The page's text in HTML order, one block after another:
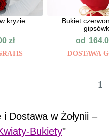
kryzie
zł
Bukiet
od
DOSTAWA
1
Dostawa w Żołynii –
Bukiety"